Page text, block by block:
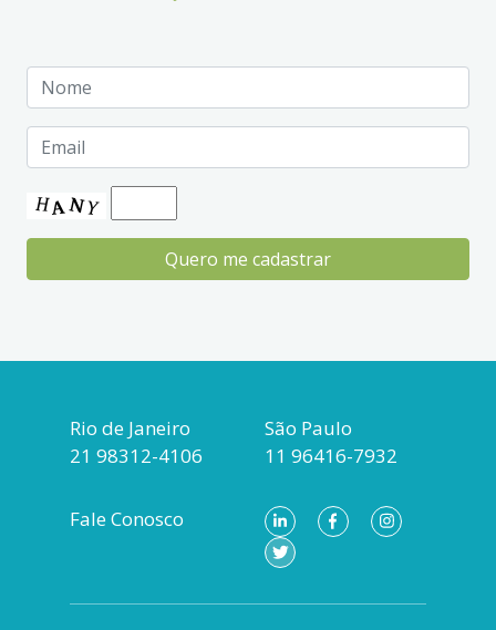
Rio de Janeiro
21 98312-4106
São Paulo
11 96416-7932
Fale Conosco